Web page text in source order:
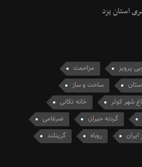
استان یزد
پرویز
مزاحمت
ساخت و ساز
شهر کوثر
خانه تکانی
گردنه حیران
ضرغامی
روباه
گرینلند